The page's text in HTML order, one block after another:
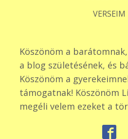
VERSEIM
Köszönöm a
a blog születésének, és
Köszönöm a
támogatnak! Köszönöm
megéli velem ezeket a